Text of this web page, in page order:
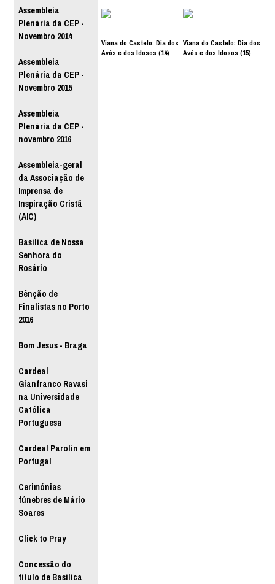
Assembleia
Plenária da CEP -
Novembro 2014
Assembleia
Plenária da CEP -
Novembro 2015
Assembleia
Plenária da CEP -
novembro 2016
Assembleia-geral
da Associação de
Imprensa de
Inspiração Cristã
(AIC)
Basílica de Nossa
Senhora do
Rosário
Bênção de
Finalistas no Porto
2016
Bom Jesus - Braga
Cardeal
Gianfranco Ravasi
na Universidade
Católica
Portuguesa
Cardeal Parolin em
Portugal
Cerimónias
fúnebres de Mário
Soares
Click to Pray
Concessão do
título de Basílica
Viana do Castelo: Dia dos
Avós e dos Idosos (14)
Viana do Castelo: Dia dos
Avós e dos Idosos (15)